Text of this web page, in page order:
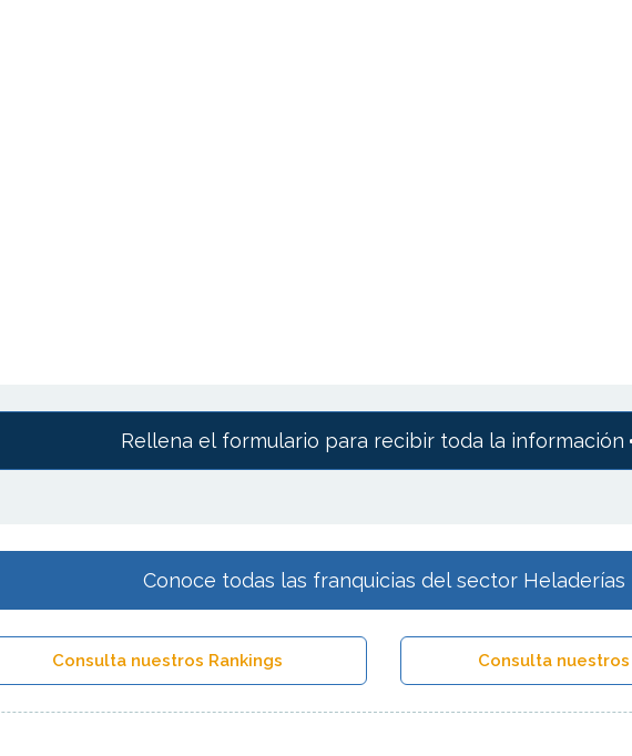
Rellena el formulario para recibir toda la información
Conoce todas las franquicias del sector Heladerías
Consulta nuestros Rankings Consulta